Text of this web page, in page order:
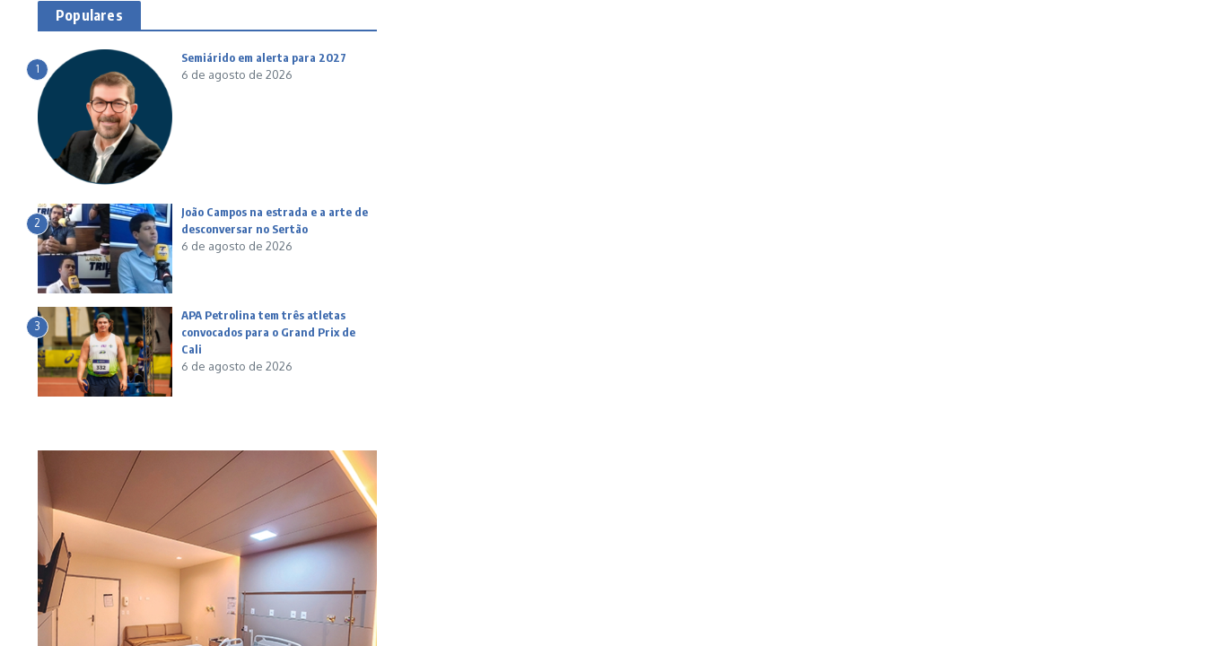
Populares
1
Semiárido em alerta para 2027
6 de agosto de 2026
2
João Campos na estrada e a arte de
desconversar no Sertão
6 de agosto de 2026
3
APA Petrolina tem três atletas
convocados para o Grand Prix de
Cali
6 de agosto de 2026